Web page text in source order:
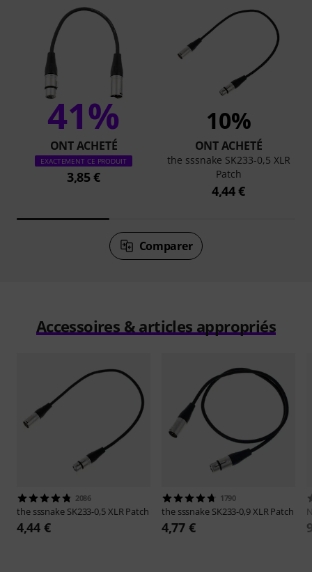
41%
ONT ACHETÉ
EXACTEMENT CE PRODUIT
3,85 €
10%
ONT ACHETÉ
the sssnake SK233-0,5 XLR
Patch
4,44 €
Comparer
Accessoires & articles appropriés
2086
the sssnake SK233-0,5 XLR Patch
4,44 €
1790
the sssnake SK233-0,9 XLR Patch
4,77 €